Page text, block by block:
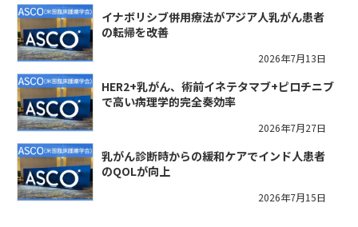
イナボリシブ併用療法がアジア人乳がん患者
の転帰を改善
2026年7月13日
HER2+乳がん、術前イネテタマブ+ピロチニブ
で高い病理学的完全奏効率
2026年7月27日
乳がん診断時からの緩和ケアでインド人患者
のQOLが向上
2026年7月15日